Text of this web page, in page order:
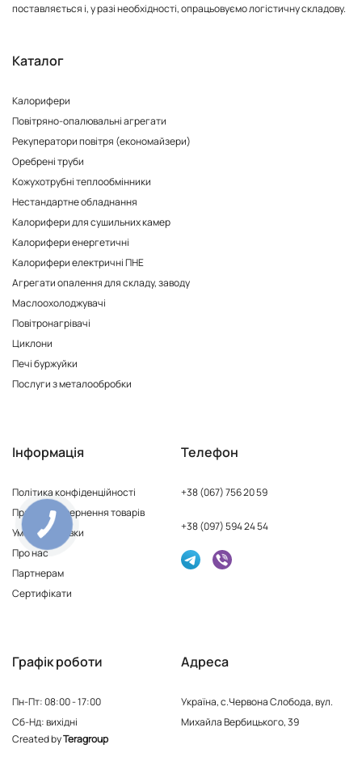
поставляється і, у разі необхідності, опрацьовуємо логістичну складову.
Каталог
Калорифери
Повітряно-опалювальні агрегати
Рекуператори повітря (економайзери)
Оребрені труби
Кожухотрубні теплообмінники
Нестандартне обладнання
Калорифери для сушильних камер
Калорифери енергетичні
Калорифери електричні ПНЕ
Агрегати опалення для складу, заводу
Маслоохолоджувачі
Повітронагрівачі
Циклони
Печі буржуйки
Послуги з металообробки
Інформація
Політика конфіденційності
Правила повернення товарів
Умови доставки
Про нас
Партнерам
Сертифікати
Телефон
+38 (067) 756 20 59
+38 (097) 594 24 54
Графік роботи
Пн-Пт: 08:00 - 17:00
Сб-Нд: вихідні
Адреса
Україна, с.Червона Слобода, вул.
Михайла Вербицького, 39
Created byTeragroup